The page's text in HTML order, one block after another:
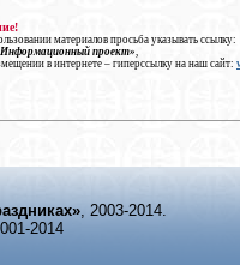
материалов просьба указывать ссылку:
проект»,
в интернете – гиперссылку на наш сайт:
, 2003-2014.
2014